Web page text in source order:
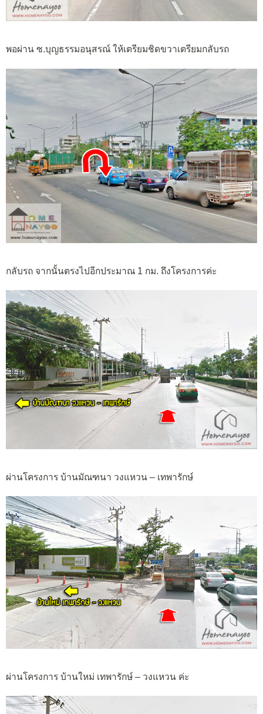
พอผ่าน ซ.บุญธรรมอนุสรณ์ ให้เตรียมชิดขวาเตรียมกลับรถ
กลับรถ จากนั้นตรงไปอีกประมาณ 1 กม. ถึงโครงการค่ะ
ผ่านโครงการ บ้านมัณฑนา วงแหวน – เทพารักษ์
ผ่านโครงการ บ้านใหม่ เทพารักษ์ – วงแหวน ค่ะ